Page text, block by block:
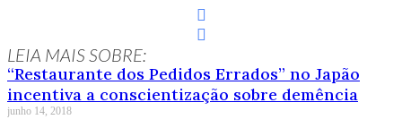
LEIA MAIS SOBRE:
“Restaurante dos Pedidos Errados” no Japão
incentiva a conscientização sobre demência
junho 14, 2018